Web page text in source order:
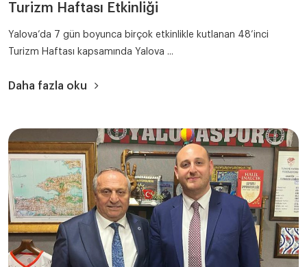
Turizm Haftası Etkinliği
Yalova’da 7 gün boyunca birçok etkinlikle kutlanan 48’inci
Turizm Haftası kapsamında Yalova ...
Daha fazla oku